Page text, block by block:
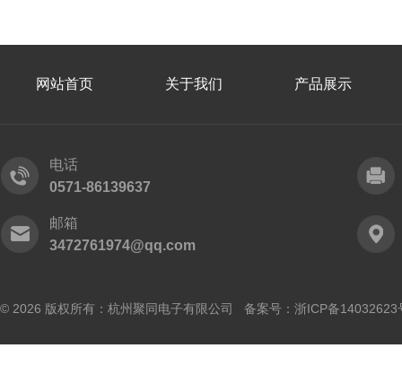
网站首页 关于我们 产品展示
电话
0571-86139637
邮箱
3472761974@qq.com
© 2026 版权所有：杭州聚同电子有限公司 备案号： 浙ICP备14032623